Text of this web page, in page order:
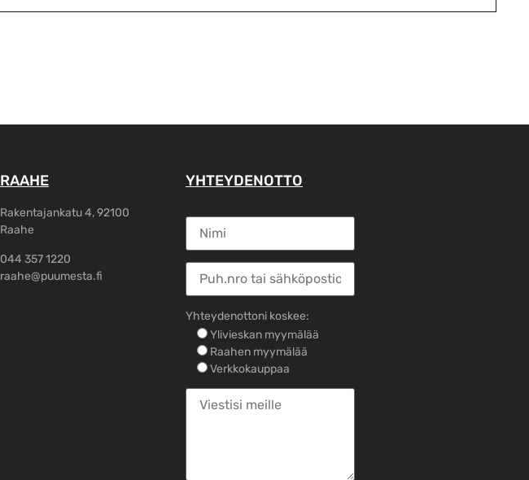
RAAHE
Rakentajankatu 4, 92100
Raahe
044 357 1220
raahe@puumesta.fi
YHTEYDENOTTO
Yhteydenottoni koskee:
Ylivieskan myymälää
Raahen myymälää
Verkkokauppaa